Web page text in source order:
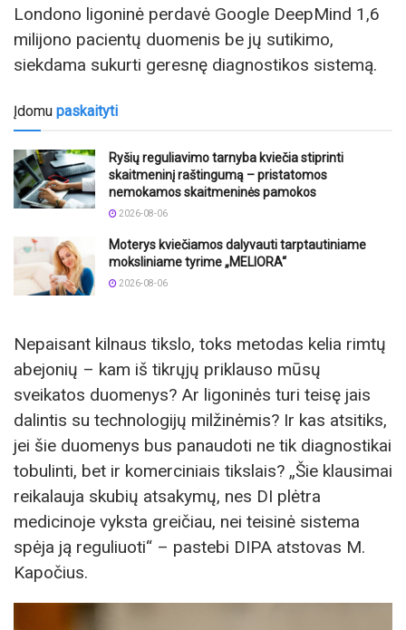
Londono ligoninė perdavė Google DeepMind 1,6
milijono pacientų duomenis be jų sutikimo,
siekdama sukurti geresnę diagnostikos sistemą.
Įdomu paskaityti
Ryšių reguliavimo tarnyba kviečia stiprinti
skaitmeninį raštingumą – pristatomos
nemokamos skaitmeninės pamokos
2026-08-06
Moterys kviečiamos dalyvauti tarptautiniame
moksliniame tyrime „MELIORA“
2026-08-06
Nepaisant kilnaus tikslo, toks metodas kelia rimtų
abejonių – kam iš tikrųjų priklauso mūsų
sveikatos duomenys? Ar ligoninės turi teisę jais
dalintis su technologijų milžinėmis? Ir kas atsitiks,
jei šie duomenys bus panaudoti ne tik diagnostikai
tobulinti, bet ir komerciniais tikslais? „Šie klausimai
reikalauja skubių atsakymų, nes DI plėtra
medicinoje vyksta greičiau, nei teisinė sistema
spėja ją reguliuoti“ – pastebi DIPA atstovas M.
Kapočius.